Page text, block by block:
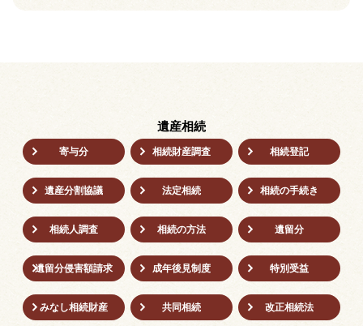
遺産相続
寄与分 相続財産調査 相続登記
遺産分割協議 法定相続 相続の⼿続き
相続人調査 相続の方法 遺留分
遺留分侵害額請求 成年後⾒制度 特別受益
みなし相続財産 共同相続 改正相続法